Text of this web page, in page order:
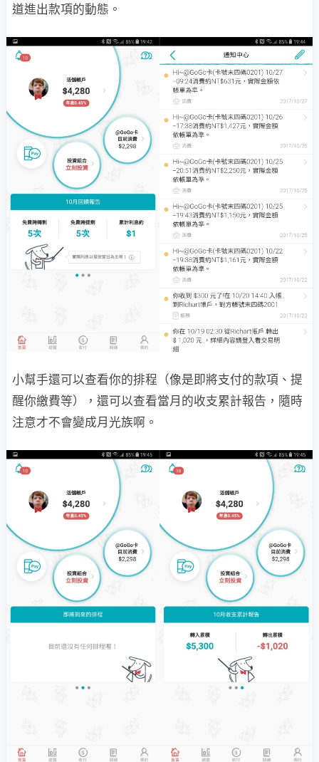
道進出款項的動態。
小幫手還可以查看你的排程（像是即將支付的款項、提
醒你繳費等），還可以查看當月的收支累計報告，隨時
注意才不會變成月光族啊。